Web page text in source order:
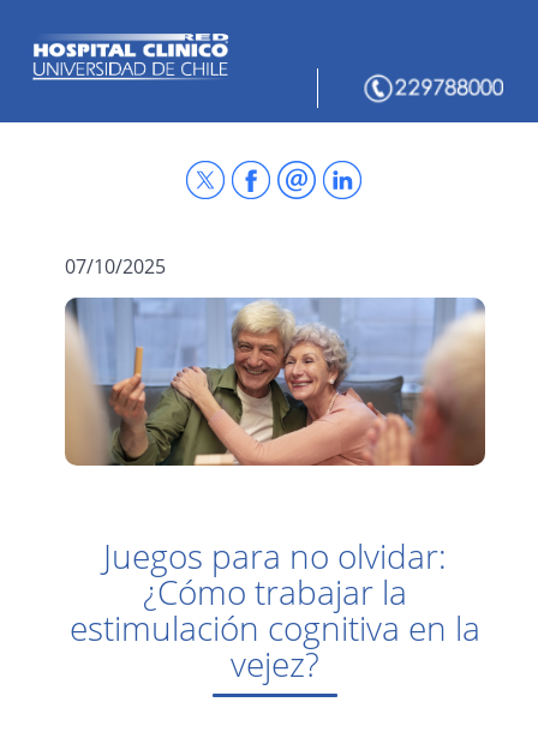
07/10/2025
Juegos para no olvidar:
¿Cómo trabajar la
estimulación cognitiva en la
vejez?